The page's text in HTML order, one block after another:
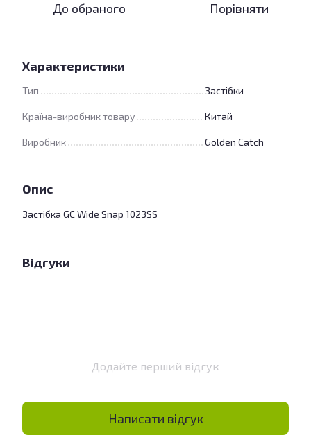
До обраного Порівняти
Характеристики
Тип Застібки
Країна-виробник товару Китай
Виробник Golden Catch
Опис
Застібка GC Wide Snap 1023SS
Відгуки
Додайте перший відгук
Написати відгук